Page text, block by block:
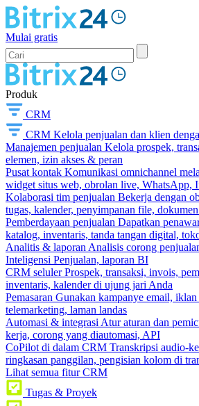
Mulai gratis
Produk
CRM
CRM Kelola penjualan dan klien
Manajemen penjualan Kelola prospek,
elemen, izin akses & peran
Pusat kontak Komunikasi omnichannel
widget situs web, obrolan live, WhatsApp,
Kolaborasi tim penjualan Bekerja dengan
tugas, kalender, penyimpanan file,
Pemberdayaan penjualan Dapatkan
katalog, inventaris, tanda tangan digital,
Analitis & laporan Analisis corong
Inteligensi Penjualan, laporan BI
CRM seluler Prospek, transaksi, invois,
inventaris, kalender di ujung jari Anda
Pemasaran Gunakan kampanye email,
telemarketing, laman landas
Automasi & integrasi Atur aturan dan
kerja, corong yang diautomasi, API
CoPilot di dalam CRM Transkripsi audio-
ringkasan panggilan, pengisian kolom di
Lihat semua fitur CRM
Tugas & Proyek